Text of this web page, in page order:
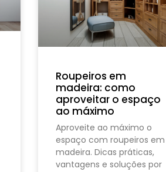
Roupeiros em
madeira: como
aproveitar o espaço
ao máximo
Aproveite ao máximo o
espaço com roupeiros em
madeira. Dicas práticas,
vantagens e soluções por